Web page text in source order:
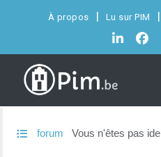
À propos Lu sur PIM
forum Vous n'êtes pas